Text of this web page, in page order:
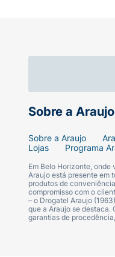
Sobre a Araujo
Sobre a Araujo
Lojas
Programa
Em Belo Horizonte,
Araujo está presente em
produtos de
compromisso com o
– o Drogatel Araujo
que a Araujo se destaca.
garantias de